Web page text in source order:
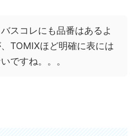
スコレにも品番はあるよ
TOMIXほど明確に表には
ですね。。。